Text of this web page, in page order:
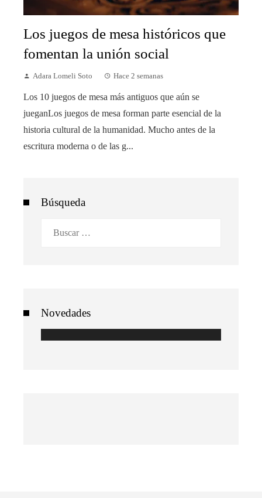
Los juegos de mesa históricos que
fomentan la unión social
Adara Lomeli Soto Hace 2 semanas
Los 10 juegos de mesa más antiguos que aún se
jueganLos juegos de mesa forman parte esencial de la
historia cultural de la humanidad. Mucho antes de la
escritura moderna o de las g...
Búsqueda
Novedades